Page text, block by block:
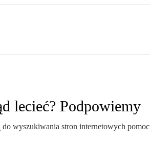
lecieć? Podpowiemy
do wyszukiwania stron internetowych